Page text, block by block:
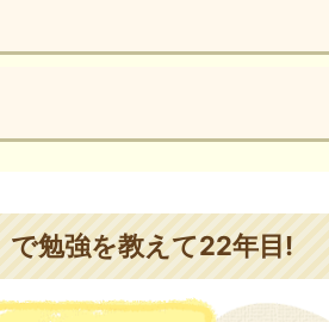
で勉強を教えて22年目!